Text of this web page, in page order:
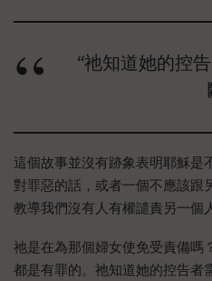
“祂知道她的控
這個故事並沒有跡象表明耶穌是
對罪惡的話，或者一個不應該跟
教導我們沒有人有權譴責另一個
祂是在為那個婦女使免受責備嗎
都是有罪的。祂知道她的控告者